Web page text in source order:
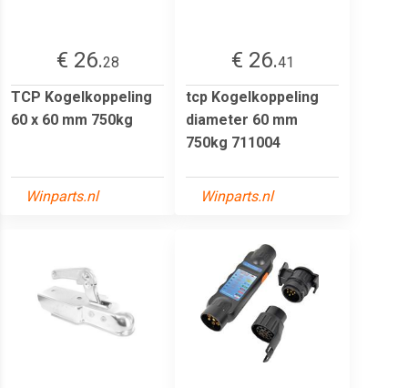
€ 26.28
TCP Kogelkoppeling
60 x 60 mm 750kg
Winparts.nl
€ 26.41
tcp Kogelkoppeling
diameter 60 mm
750kg 711004
Winparts.nl